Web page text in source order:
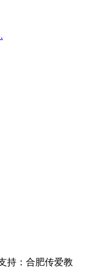
持：合肥传爱教